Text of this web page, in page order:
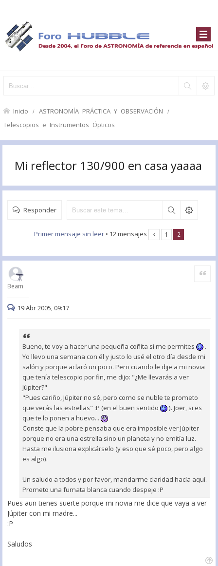
Inicio ASTRONOMÍA PRÁCTICA Y OBSERVACIÓN
Telescopios e Instrumentos Ópticos
Mi reflector 130/900 en casa yaaaa
Responder
Primer mensaje sin leer • 12 mensajes 1 2
Beam
Citar
19 Abr 2005, 09:17
Bueno, te voy a hacer una pequeña coñita si me permites
.
Yo llevo una semana con él y justo lo usé el otro día desde mi
salón y porque aclaró un poco. Pero cuando le dije a mi novia
que tenía telescopio por fin, me dijo: "¿Me llevarás a ver
Júpiter?"
"Pues cariño, Júpiter no sé, pero como se nuble te prometo
que verás las estrellas" :P (en el buen sentido
). Joer, si es
que te lo ponen a huevo...
Conste que la pobre pensaba que era imposible ver Júpiter
porque no era una estrella sino un planeta y no emitía luz.
Hasta me ilusiona explicárselo (y eso que sé poco, pero algo
es algo).
Un saludo a todos y por favor, mandarme claridad hacía aquí.
Prometo una fumata blanca cuando despeje :P
Pues aun tienes suerte porque mi novia me dice que vaya a ver
Júpiter con mi madre...
:P
Saludos